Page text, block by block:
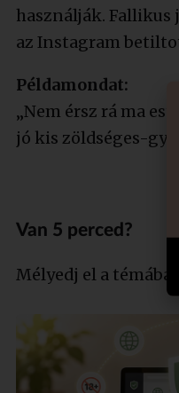
használják. Fallikus
az Instagram
Példamondat:
„Nem érsz rá ma
jó kis zöldséges-
Van 5 perced?
Mélyedj el a